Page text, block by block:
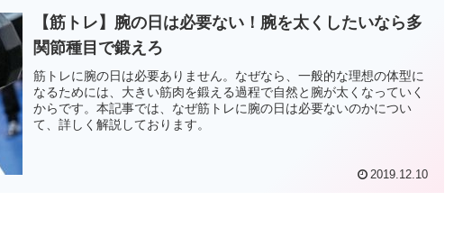
【筋トレ】腕の日は必要ない！腕を太くしたいなら多
関節種目で鍛えろ
筋トレに腕の日は必要ありません。なぜなら、一般的な理想の体型に
なるためには、大きい筋肉を鍛える過程で自然と腕が太くなっていく
からです。本記事では、なぜ筋トレに腕の日は必要ないのかについ
て、詳しく解説しております。
2019.12.10